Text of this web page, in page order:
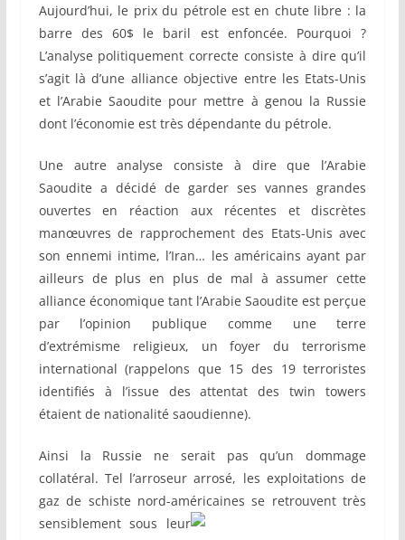
Aujourd’hui, le prix du pétrole est en chute libre : la
barre des 60$ le baril est enfoncée. Pourquoi ?
L’analyse politiquement correcte consiste à dire qu’il
s’agit là d’une alliance objective entre les Etats-Unis
et l’Arabie Saoudite pour mettre à genou la Russie
dont l’économie est très dépendante du pétrole.
Une autre analyse consiste à dire que l’Arabie
Saoudite a décidé de garder ses vannes grandes
ouvertes en réaction aux récentes et discrètes
manœuvres de rapprochement des Etats-Unis avec
son ennemi intime, l’Iran… les américains ayant par
ailleurs de plus en plus de mal à assumer cette
alliance économique tant l’Arabie Saoudite est perçue
par l’opinion publique comme une terre
d’extrémisme religieux, un foyer du terrorisme
international (rappelons que 15 des 19 terroristes
identifiés à l’issue des attentat des twin towers
étaient de nationalité saoudienne).
Ainsi la Russie ne serait pas qu’un dommage
collatéral. Tel l’arroseur arrosé, les exploitations de
gaz de schiste nord-américaines se retrouvent très
sensiblement sous leur